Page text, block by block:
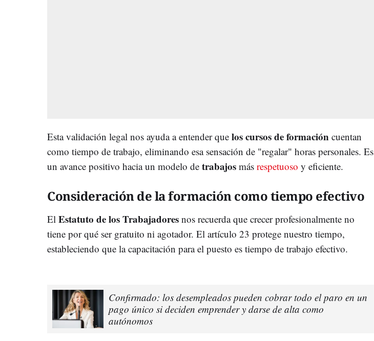
Esta validación legal nos ayuda a entender que los cursos de formación cuentan
como tiempo de trabajo, eliminando esa sensación de "regalar" horas personales. Es
un avance positivo hacia un modelo de trabajos más respetuoso y eficiente.
Consideración de la formación como tiempo efectivo
El Estatuto de los Trabajadores nos recuerda que crecer profesionalmente no
tiene por qué ser gratuito ni agotador. El artículo 23 protege nuestro tiempo,
estableciendo que la capacitación para el puesto es tiempo de trabajo efectivo.
Confirmado: los desempleados pueden cobrar todo el paro en un
pago único si deciden emprender y darse de alta como
autónomos